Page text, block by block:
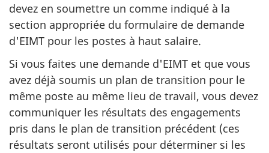
devez en soumettre un comme indiqué à la
section appropriée du formulaire de demande
d'EIMT pour les postes à haut salaire.
Si vous faites une demande d'EIMT et que vous
avez déjà soumis un plan de transition pour le
même poste au même lieu de travail, vous devez
communiquer les résultats des engagements
pris dans le plan de transition précédent (ces
résultats seront utilisés pour déterminer si les